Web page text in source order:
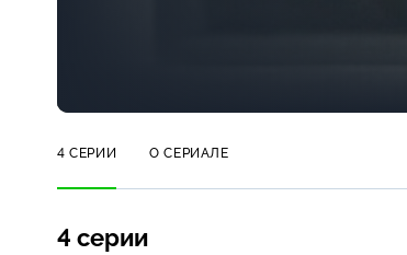
4 СЕРИИ О СЕРИАЛЕ
4 серии